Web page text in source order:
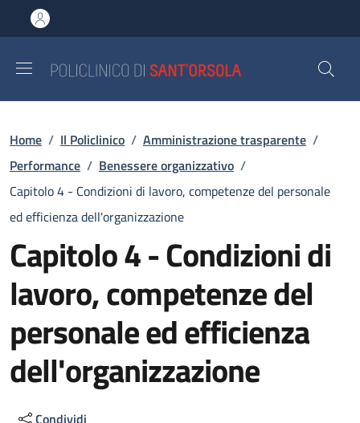
al contenuto principale
to footer content
Briciole di pane
Home / Il Policlinico / Amministrazione trasparente /
Performance / Benessere organizzativo /
Capitolo 4 - Condizioni di lavoro, competenze del personale
ed efficienza dell'organizzazione
Capitolo 4 - Condizioni di
lavoro, competenze del
personale ed efficienza
dell'organizzazione
Condividi